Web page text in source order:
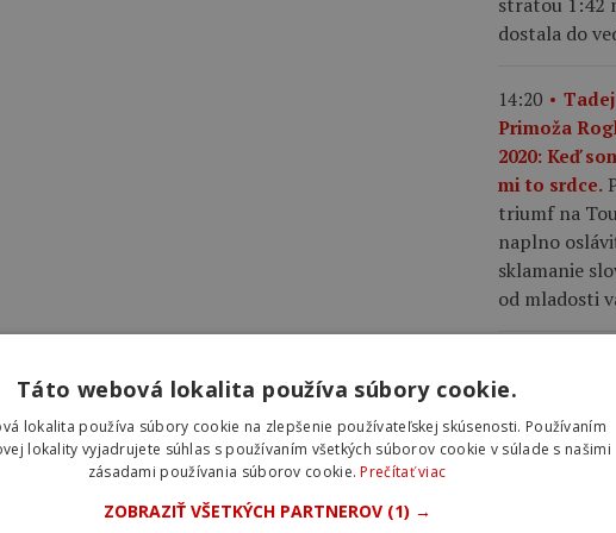
dostala do
14:20
Primoža
2020: Keď
mi to srdce.
triumf na
naplno
sklamanie
od mladosti
„Čo
ako
napriek
Vingegaard
mu povedal
Táto webová lokalita používa súbory cookie.
lokalita používa súbory cookie na zlepšenie používateľskej skúsenosti. Používaním
lokality vyjadrujete súhlas s používaním všetkých súborov cookie v súlade s našimi
zásadami používania súborov cookie.Prečítať viac
ZOBRAZIŤ VŠETKÝCH PARTNEROV (1) →